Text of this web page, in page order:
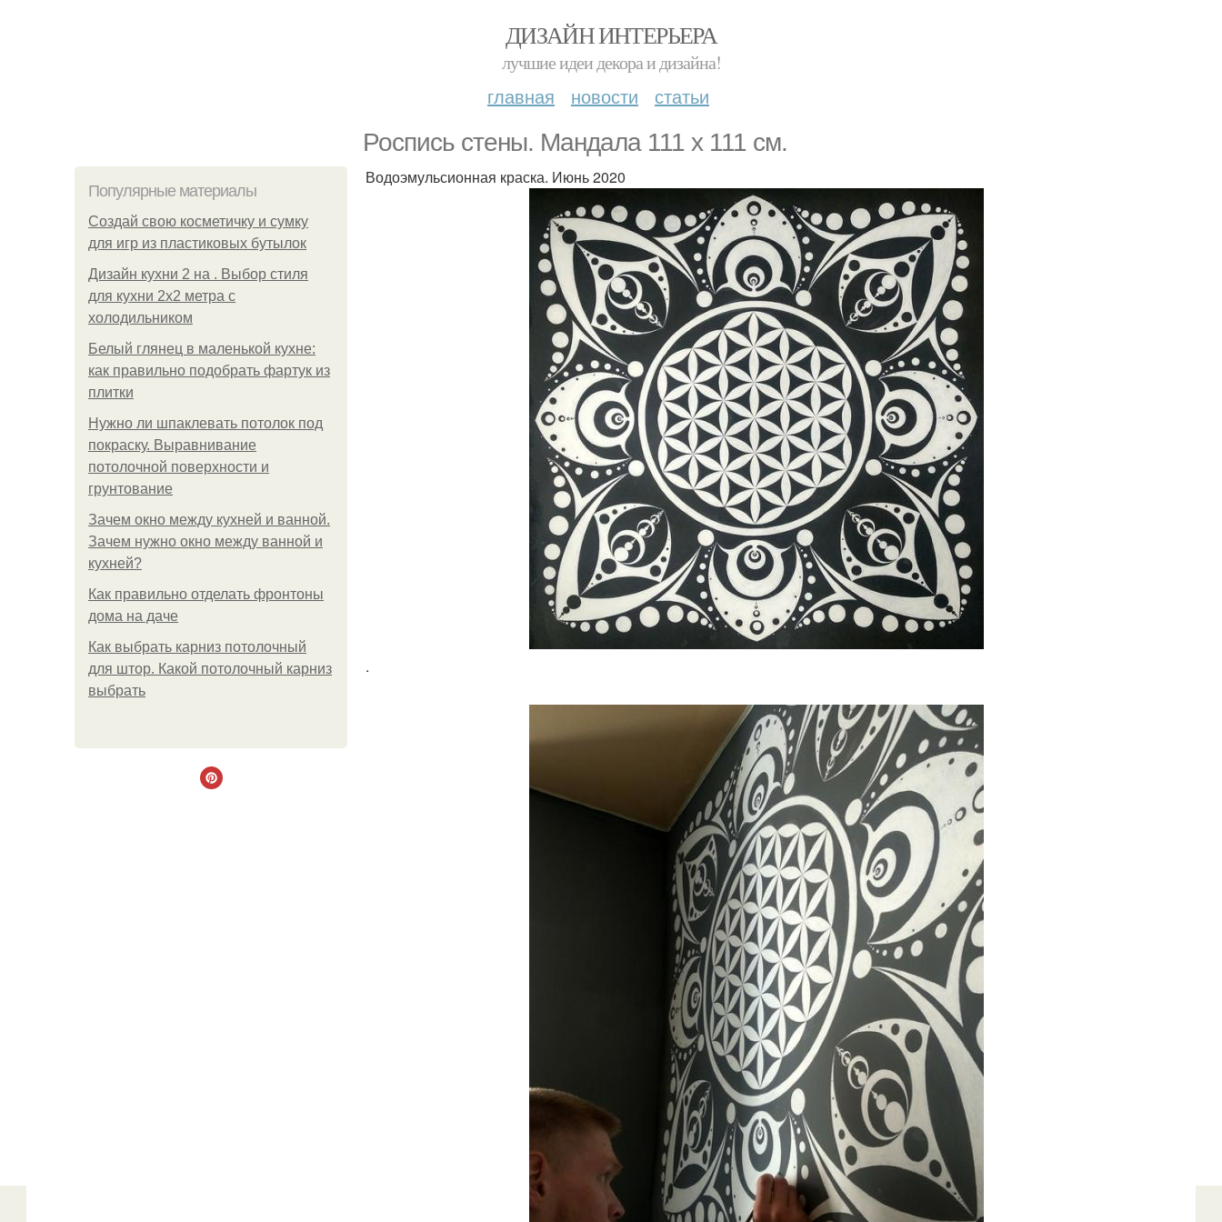
ДИЗАЙН ИНТЕРЬЕРА
лучшие идеи декора и дизайна!
главная новости статьи
Роспись стены. Мандала 111 х 111 см.
Популярные материалы
Создай свою косметичку и сумку
для игр из пластиковых бутылок
Дизайн кухни 2 на . Выбор стиля
для кухни 2х2 метра с
холодильником
Белый глянец в маленькой кухне:
как правильно подобрать фартук из
плитки
Нужно ли шпаклевать потолок под
покраску. Выравнивание
потолочной поверхности и
грунтование
Зачем окно между кухней и ванной.
Зачем нужно окно между ванной и
кухней?
Как правильно отделать фронтоны
дома на даче
Как выбрать карниз потолочный
для штор. Какой потолочный карниз
выбрать
Водоэмульсионная краска. Июнь 2020
.